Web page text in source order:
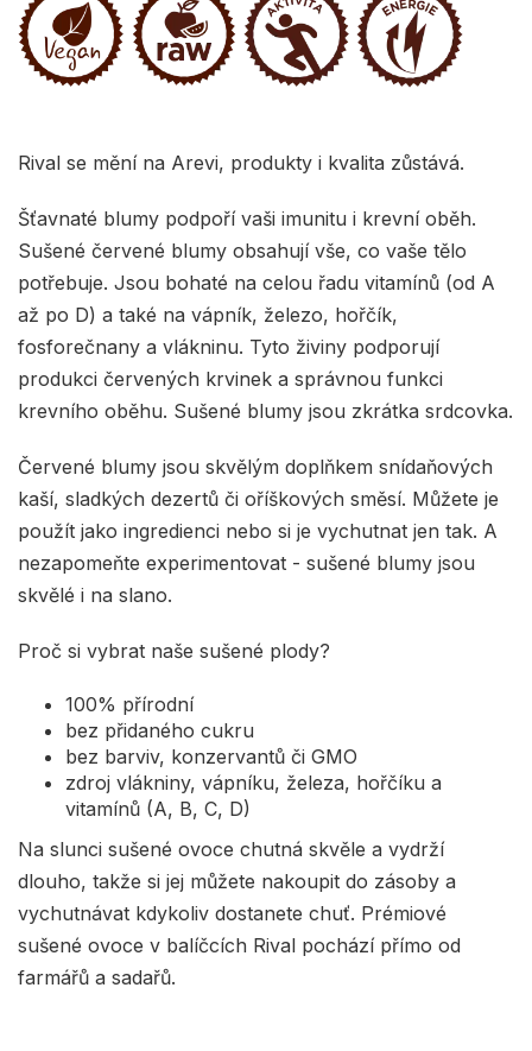
Rival se mění na Arevi, produkty i kvalita zůstává.
Šťavnaté blumy podpoří vaši imunitu i krevní oběh.
Sušené červené blumy obsahují vše, co vaše tělo
potřebuje. Jsou bohaté na celou řadu vitamínů (od A
až po D) a také na vápník, železo, hořčík,
fosforečnany a vlákninu. Tyto živiny podporují
produkci červených krvinek a správnou funkci
krevního oběhu. Sušené blumy jsou zkrátka srdcovka.
Červené blumy jsou skvělým doplňkem snídaňových
kaší, sladkých dezertů či oříškových směsí. Můžete je
použít jako ingredienci nebo si je vychutnat jen tak. A
nezapomeňte experimentovat - sušené blumy jsou
skvělé i na slano.
Proč si vybrat naše sušené plody?
100% přírodní
bez přidaného cukru
bez barviv, konzervantů či GMO
zdroj vlákniny, vápníku, železa, hořčíku a
vitamínů (A, B, C, D)
Na slunci sušené ovoce chutná skvěle a vydrží
dlouho, takže si jej můžete nakoupit do zásoby a
vychutnávat kdykoliv dostanete chuť. Prémiové
sušené ovoce v balíčcích Rival pochází přímo od
farmářů a sadařů.